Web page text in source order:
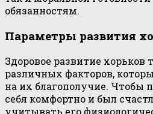
обязанностям.
Параметры развития
Здоровое развитие хорьков
различных факторов,
на их благополучие. Чтобы
себя комфортно и был
учитывать его